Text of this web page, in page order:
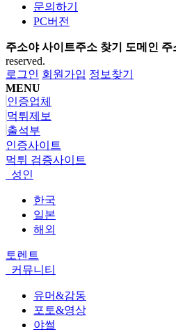
문의하기
PC버전
주소야 사이트주소 찾기 도메인 주
reserved.
로그인 회원가입 정보찾기
MENU
인증업체
먹튀제보
출석부
인증사이트
먹튀 검증사이트
성인
한국
일본
해외
토렌트
커뮤니티
유머&감동
포토&영상
야썰